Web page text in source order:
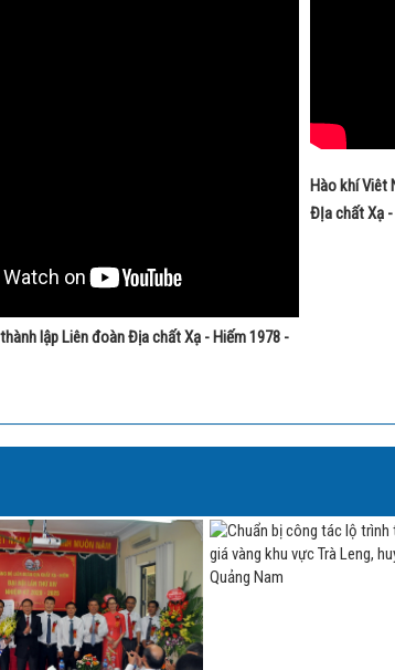
lập Liên đoàn Địa chất Xạ - Hiếm 1978 -
Hào khí Viêt
ĐỊa chất Xạ